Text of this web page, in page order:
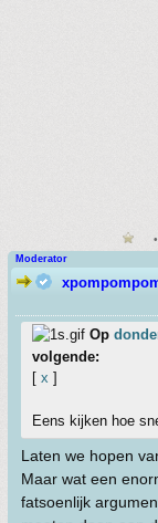
Moderator
Op
volgende:
[ x ]
Eens kijken hoe
Laten we hopen
Maar wat een
fatsoenlijk